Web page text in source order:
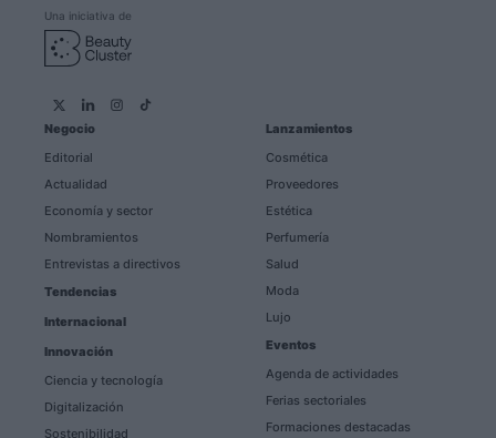
Una iniciativa de
Negocio
Editorial
Actualidad
Economía y sector
Nombramientos
Entrevistas a directivos
Tendencias
Internacional
Innovación
Ciencia y tecnología
Digitalización
Sostenibilidad
Lanzamientos
Cosmética
Proveedores
Estética
Perfumería
Salud
Moda
Lujo
Eventos
Agenda de actividades
Ferias sectoriales
Formaciones destacadas